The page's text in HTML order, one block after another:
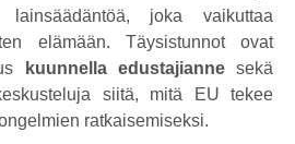
lainsäädäntöä, joka vaikuttaa
elämään. Täysistunnot ovat
kuunnella edustajiannesekä
siitä, mitä EU tekee
ratkaisemiseksi.